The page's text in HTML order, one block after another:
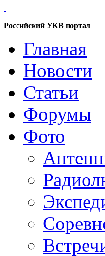
Российский УКВ портал
Главная
Новости
Статьи
Форумы
Фото